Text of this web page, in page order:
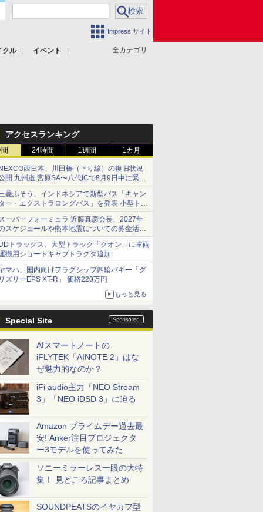
Impress サイト
全カテゴリ
クル
イベント
アクセスランキング
24時間 1週間 1カ月
NEXCO西日本、川田橋（下り線）の復旧状況
開 九州道 宮原SA〜八代ICで8月9日中に緊急
両を通行可能に
菱ふそう、インドネシアで新型バス「キャン
ー・エクストラロングバス」を発表 小型トラ
クベースの観光・旅客輸送向けバス
ーパーフォーミュラ 近藤真彦会長、2027年
スケジュールや熊本地震についての募金活動
紹介
トラックス、大型トラック「クオン」に車両
搬用ショートキャブトラクタ追加
マハ、国内向けフラグシップ四輪バギー「グ
リズリーEPS XT-R」 価格220万円
もっと見る
Special Site
AIスマートノートの
iFLYTEK「AINOTE 2」はな
ぜ魅力的なのか？
iFi audio主力「NEO Stream
3」「NEO iDSD 3」に迫る
Amazon プライムデー過去最
安! Anker注目プロジェクタ
ー3モデルを使ってみた
ソニーミラーレス一眼の大特
集！ 見どころ記事まとめ
SOUNDPEATSのイヤカフ型